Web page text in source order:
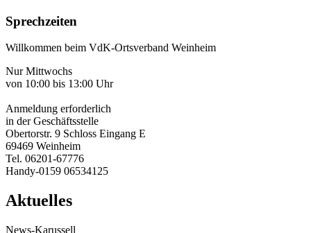
Sprechzeiten
Willkommen beim VdK-Ortsverband Weinheim
Nur Mittwochs
von 10:00 bis 13:00 Uhr
Anmeldung erforderlich
in der Geschäftsstelle
Obertorstr. 9 Schloss Eingang E
69469 Weinheim
Tel. 06201-67776
Handy-0159 06534125
Aktuelles
News-Karussell